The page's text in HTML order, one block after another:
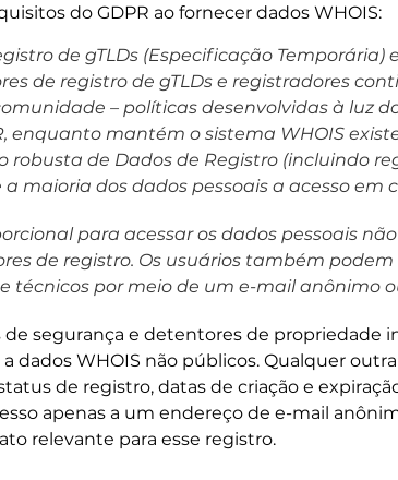
do GDPR ao fornecer dados WHOIS:
de gTLDs (Especificação Temporária)
de registro de gTLDs e registradores
– políticas desenvolvidas à luz
enquanto mantém o sistema WHOIS
de Dados de Registro (incluindo
maioria dos dados pessoais a acesso em
para acessar os dados pessoais
de registro. Os usuários também
por meio de um e-mail anônimo
de segurança e detentores de propriedade
dados WHOIS não públicos. Qualquer
de registro, datas de criação e
apenas a um endereço de e-mail
relevante para esse registro.